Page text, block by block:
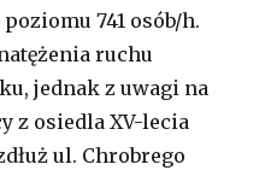
741 osób/h.
ruchu
jednak z uwagi na
z osiedla XV-lecia
ul. Chrobrego